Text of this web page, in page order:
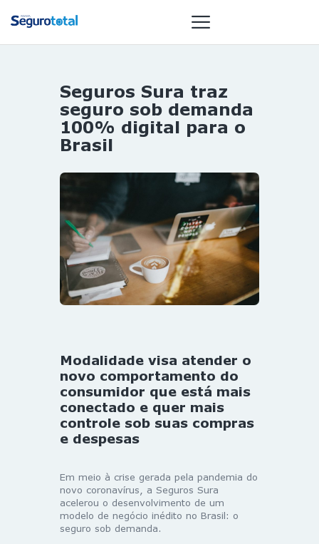
NOTÍCIAS
REVISTA
ESPECIAIS
OURO
ST SUMMIT
MULHERES
GESTORAS
HOMEST
HOME
Seguros Sura traz
seguro sob demanda
100% digital para o
Brasil
Modalidade visa atender o
novo comportamento do
consumidor que está mais
conectado e quer mais
controle sob suas compras
e despesas
Em meio à crise gerada pela pandemia do
novo coronavírus, a Seguros Sura
acelerou o desenvolvimento de um
modelo de negócio inédito no Brasil: o
seguro sob demanda.